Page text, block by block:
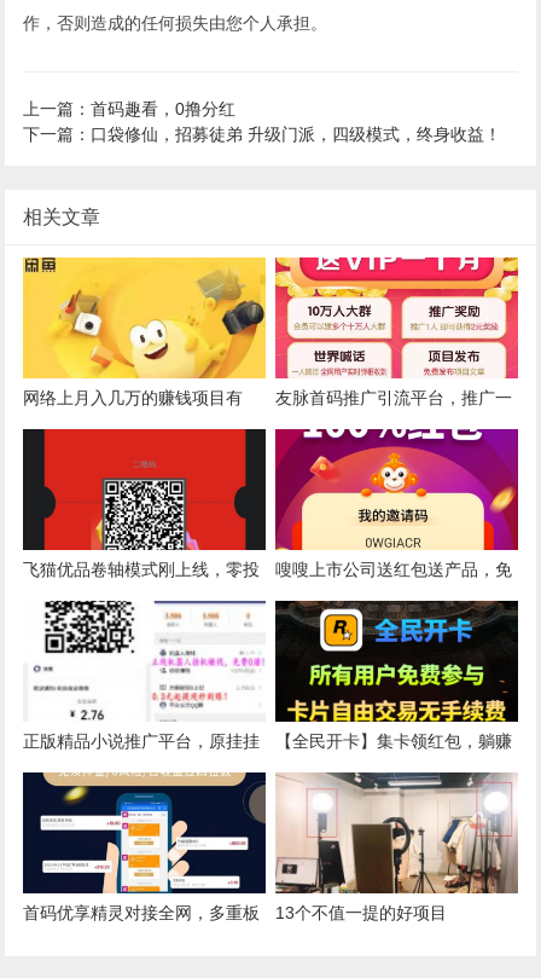
作，否则造成的任何损失由您个人承担。
上一篇：首码趣看，0撸分红
下一篇：口袋修仙，招募徒弟 升级门派，四级模式，终身收益！
相关文章
网络上月入几万的赚钱项目有
友脉首码推广引流平台，推广一
人2块，还有永久分红
飞猫优品卷轴模式刚上线，零投
资每天用2分钟让你多一份收
入。
嗖嗖上市公司送红包送产品，免
费注册零投入
正版精品小说推广平台，原挂挂
赚团队模式，0.3元提现秒到
【全民开卡】集卡领红包，躺赚
零撸
首码优享精灵对接全网，多重板
13个不值一提的好项目